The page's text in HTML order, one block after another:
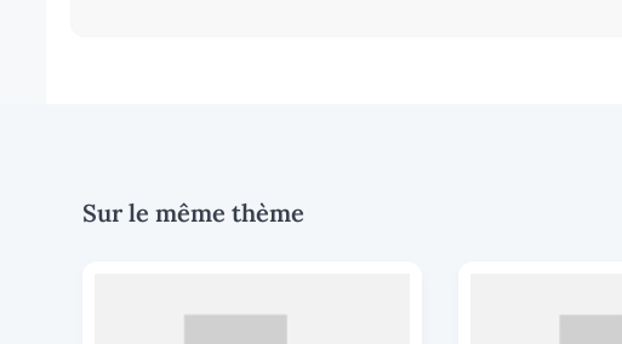
Sur le même thème